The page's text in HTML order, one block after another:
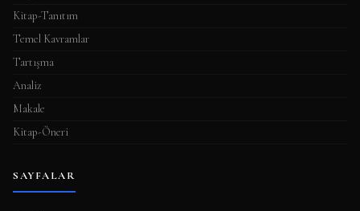
Kitap-Tanıtım
Temel Kavramlar
Tartışma
Analiz
Makale
Kitap-Öneri
SAYFALAR